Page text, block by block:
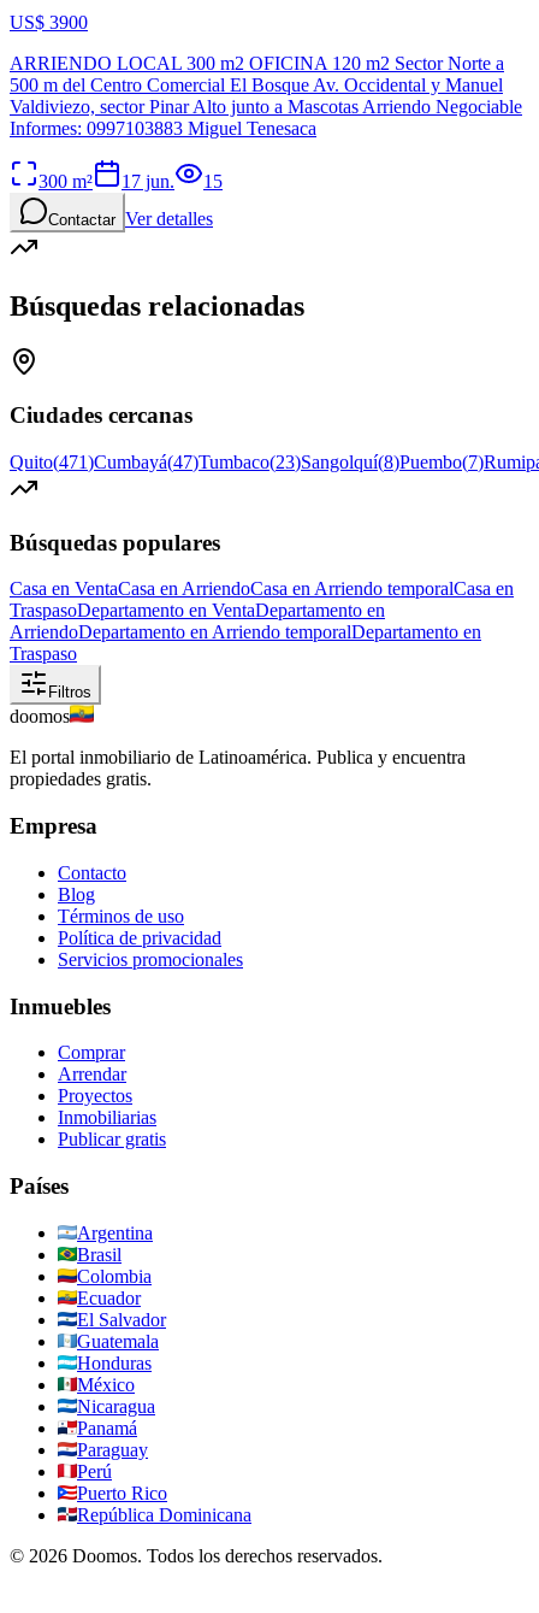
US$ 3900
ARRIENDO LOCAL 300 m2 OFICINA 120 m2 Sector Norte a
500 m del Centro Comercial El Bosque Av. Occidental y Manuel
Valdiviezo, sector Pinar Alto junto a Mascotas Arriendo Negociable
Informes: 0997103883 Miguel Tenesaca
300 m² 17 jun. 15
Contactar Ver detalles
Búsquedas relacionadas
Ciudades cercanas
Quito(471)Cumbayá(47)Tumbaco(23)Sangolquí(8)Puembo(7)
Búsquedas populares
Casa en VentaCasa en ArriendoCasa en Arriendo temporalCasa en
TraspasoDepartamento en VentaDepartamento en
ArriendoDepartamento en Arriendo temporalDepartamento en
Traspaso
Filtros
doomos
El portal inmobiliario de Latinoamérica. Publica y encuentra
propiedades gratis.
Empresa
Contacto
Blog
Términos de uso
Política de privacidad
Servicios promocionales
Inmuebles
Comprar
Arrendar
Proyectos
Inmobiliarias
Publicar gratis
Países
Argentina
Brasil
Colombia
Ecuador
El Salvador
Guatemala
Honduras
México
Nicaragua
Panamá
Paraguay
Perú
Puerto Rico
República Dominicana
© 2026 Doomos. Todos los derechos reservados.